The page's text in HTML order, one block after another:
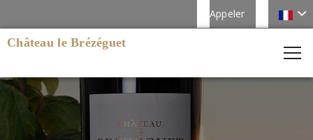
Appeler
Château le Brézéguet